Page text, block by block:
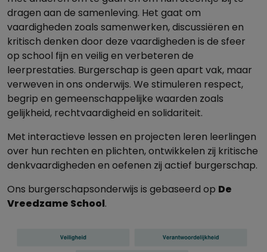
dragen aan de samenleving. Het gaat om
vaardigheden zoals samenwerken, discussiëren en
kritisch denken door deze vaardigheden is de sfeer
op school fijn en veilig en verbeteren de
leerprestaties. Burgerschap is geen apart vak, maar
verweven in ons onderwijs. We stimuleren respect,
begrip en gemeenschappelijke waarden zoals
gelijkheid, rechtvaardigheid en solidariteit.
Met interactieve lessen en projecten leren leerlingen
over hun rechten en plichten, ontwikkelen zij kritische
denkvaardigheden en oefenen zij actief burgerschap.
Ons burgerschapsonderwijs is gebaseerd op De
Vreedzame School.